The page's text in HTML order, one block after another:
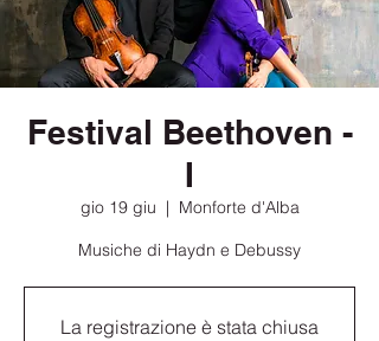
Festival Beethoven -
I
gio 19 giu
  |
Monforte d'Alba
Musiche di Haydn e Debussy
La registrazione è stata chiusa